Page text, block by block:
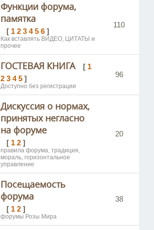
Функции форума,
памятка
[ 1 2 3 4 5 6 ]
Как вставлять ВИДЕО, ЦИТАТЫ и
прочее
110
ГОСТЕВАЯ КНИГА[ 1
2 3 4 5 ]
Доступно без регистрации
96
Дискуссия о нормах,
принятых негласно
на форуме
[ 1 2 ]
правила форума, традиция,
мораль, горизонтальное
управление
20
Посещаемость
форума
[ 1 2 ]
форумы Розы Мира
38